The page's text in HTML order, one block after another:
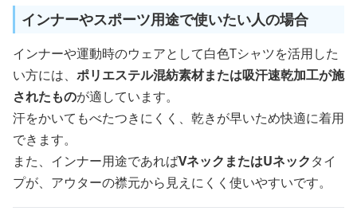
インナーやスポーツ用途で使いたい人の場合
インナーや運動時のウェアとして白色Tシャツを活用した
い方には、 ポリエステル混紡素材または吸汗速乾加工が施
されたものが適しています。
汗をかいてもべたつきにくく、乾きが早いため快適に着用
できます。
また、インナー用途であればVネックまたはUネックタイ
プが、アウターの襟元から見えにくく使いやすいです。